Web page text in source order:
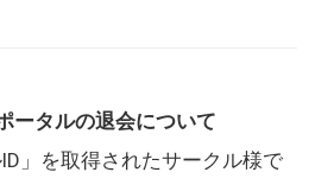
ータルの退会について
」を取得されたサークル様で